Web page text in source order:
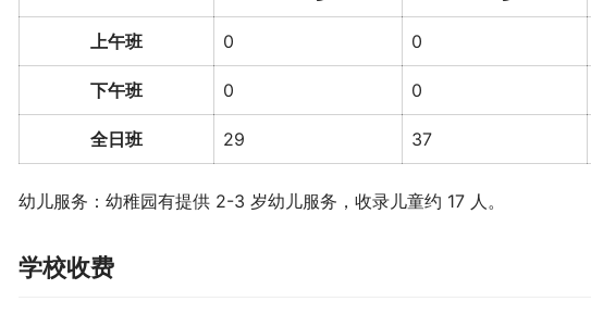
上午班 0 0
下午班 0 0
全日班 29 37
幼儿服务：幼稚园有提供 2-3 岁幼儿服务，收录儿童约 17 人。
学校收费